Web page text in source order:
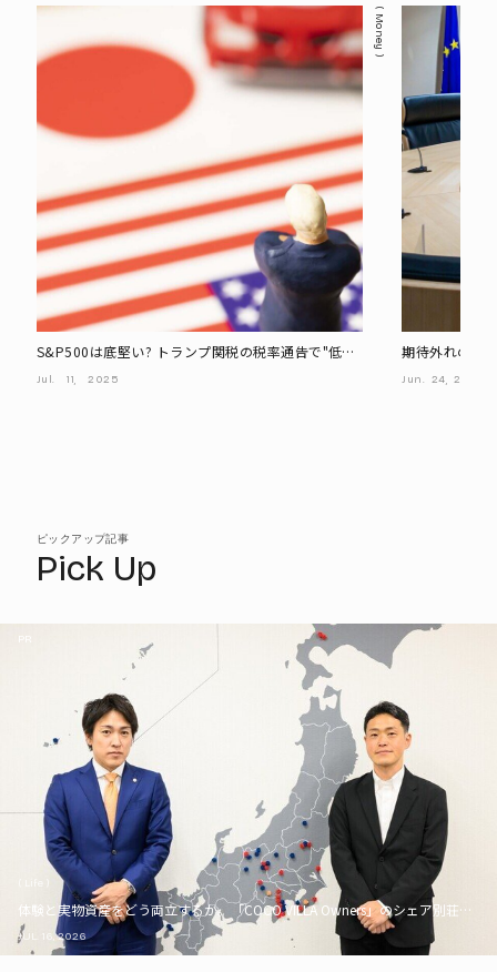
Money
S&P500は底堅い? トランプ関税の税率通告で"低迷
が予想される"投資商品とは
Jul. 11, 2025
期待外れのG7
緊迫」の影響
Jun. 24, 2025
ピックアップ記事
Pick Up
PR
体験と実物資産をどう両立するか。「COCO VILLA Owners」のシェア別荘とい
JUL. 16, 2026